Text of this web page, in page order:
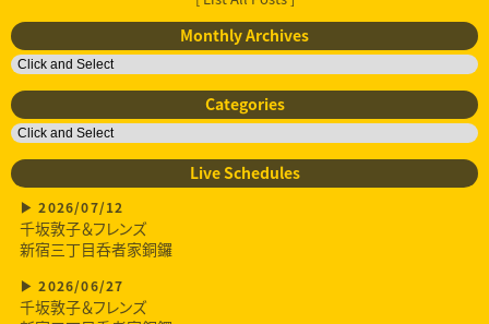
Monthly Archives
Categories
Live Schedules
2026/07/12
千坂敦子＆フレンズ
新宿三丁目呑者家銅鑼
2026/06/27
千坂敦子＆フレンズ